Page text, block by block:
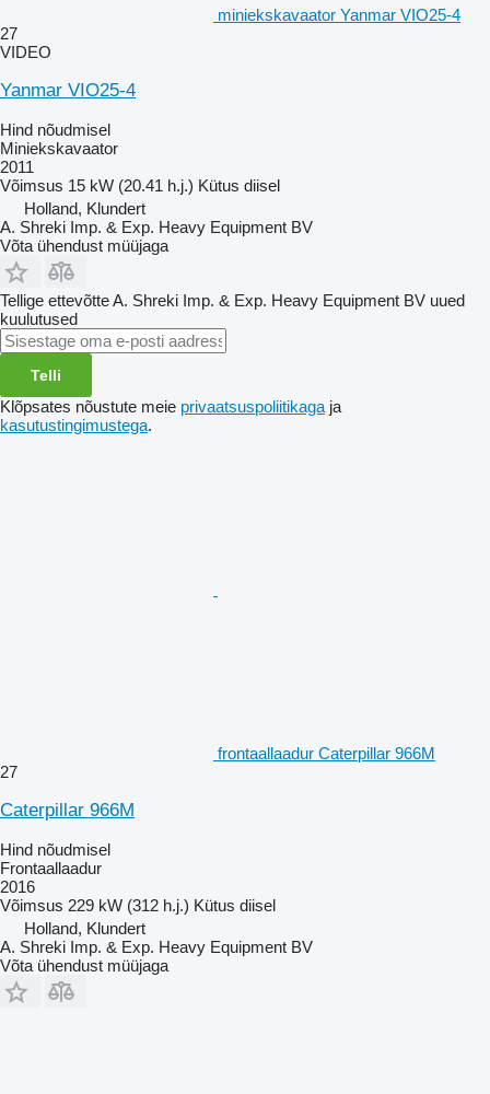
miniekskavaator Yanmar VIO25-4
27
VIDEO
Yanmar VIO25-4
Hind nõudmisel
Miniekskavaator
2011
Võimsus 15 kW (20.41 h.j.) Kütus diisel
Holland, Klundert
A. Shreki Imp. & Exp. Heavy Equipment BV
Võta ühendust müüjaga
Tellige ettevõtte A. Shreki Imp. & Exp. Heavy Equipment BV uued
kuulutused
Telli
Klõpsates nõustute meie privaatsuspoliitikaga ja
kasutustingimustega.
frontaallaadur Caterpillar 966M
27
Caterpillar 966M
Hind nõudmisel
Frontaallaadur
2016
Võimsus 229 kW (312 h.j.) Kütus diisel
Holland, Klundert
A. Shreki Imp. & Exp. Heavy Equipment BV
Võta ühendust müüjaga